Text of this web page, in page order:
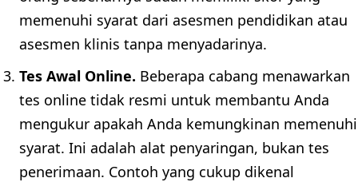
memenuhi syarat dari asesmen pendidikan atau
asesmen klinis tanpa menyadarinya.
Tes Awal Online. Beberapa cabang menawarkan
tes online tidak resmi untuk membantu Anda
mengukur apakah Anda kemungkinan memenuhi
syarat. Ini adalah alat penyaringan, bukan tes
penerimaan. Contoh yang cukup dikenal